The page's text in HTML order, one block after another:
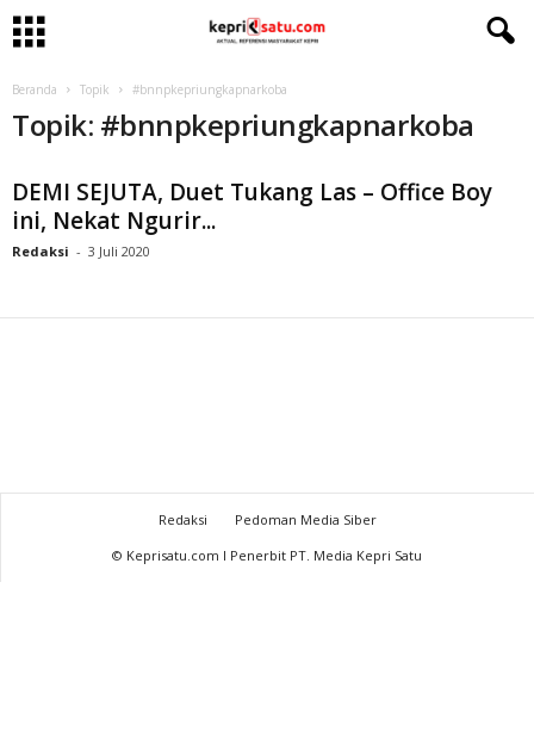
Beranda Topik #bnnpkepriungkapnarkoba
Topik: #bnnpkepriungkapnarkoba
DEMI SEJUTA, Duet Tukang Las – Office Boy
ini, Nekat Ngurir...
Redaksi - 3 Juli 2020
Redaksi
Pedoman Media Siber
© Keprisatu.com I Penerbit PT. Media Kepri Satu